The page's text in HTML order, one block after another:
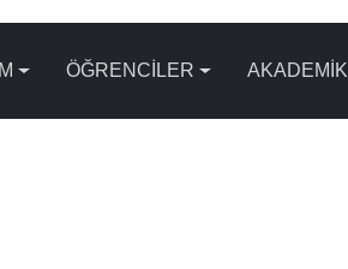
ÖĞRENCİLER AKADEMİK